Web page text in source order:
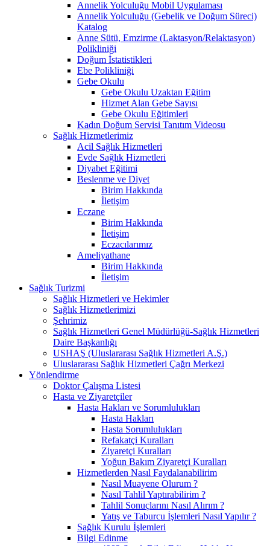
Annelik Yolculuğu Mobil Uygulaması
Annelik Yolculuğu (Gebelik ve Doğum Süreci)
Katalog
Anne Sütü, Emzirme (Laktasyon/Relaktasyon)
Polikliniği
Doğum İstatistikleri
Ebe Polikliniği
Gebe Okulu
Gebe Okulu Uzaktan Eğitim
Hizmet Alan Gebe Sayısı
Gebe Okulu Eğitimleri
Kadın Doğum Servisi Tanıtım Videosu
Sağlık Hizmetlerimiz
Acil Sağlık Hizmetleri
Evde Sağlık Hizmetleri
Diyabet Eğitimi
Beslenme ve Diyet
Birim Hakkında
İletişim
Eczane
Birim Hakkında
İletişim
Eczacılarımız
Ameliyathane
Birim Hakkında
İletişim
Sağlık Turizmi
Sağlık Hizmetleri ve Hekimler
Sağlık Hizmetlerimizi
Şehrimiz
Sağlık Hizmetleri Genel Müdürlüğü-Sağlık Hizmetleri
Daire Başkanlığı
USHAŞ (Uluslararası Sağlık Hizmetleri A.Ş.)
Uluslararası Sağlık Hizmetleri Çağrı Merkezi
Yönlendirme
Doktor Çalışma Listesi
Hasta ve Ziyaretçiler
Hasta Hakları ve Sorumlulukları
Hasta Hakları
Hasta Sorumlulukları
Refakatçi Kuralları
Ziyaretçi Kuralları
Yoğun Bakım Ziyaretçi Kuralları
Hizmetlerden Nasıl Faydalanabilirim
Nasıl Muayene Olurum ?​
Nasıl Tahlil Yaptırabilirim ?
Tahlil Sonuçlarını Nasıl Alırım ?
Yatış ve Taburcu İşlemleri Nasıl Yapılır ?
Sağlık Kurulu İşlemleri
Bilgi Edinme